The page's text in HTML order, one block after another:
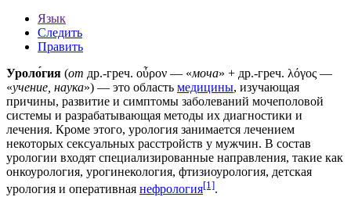
Язык
Следить
Править
Уроло́гия (от др.-греч. οὖρον — «моча» + др.-греч. λόγος —
«учение, наука») — это область медицины, изучающая
причины, развитие и симптомы заболеваний мочеполовой
системы и разрабатывающая методы их диагностики и
лечения. Кроме этого, урология занимается лечением
некоторых сексуальных расстройств у мужчин. В состав
урологии входят специализированные направления, такие как
онкоурология, урогинекология, фтизиоурология, детская
урология и оперативная нефрология[1].